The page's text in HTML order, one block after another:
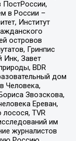
в России –
Институт
островов
Гринпис
Инк, Завет
BDR
дом
Человека,
Звозскова,
Ереван,
TVR
им
журналистов